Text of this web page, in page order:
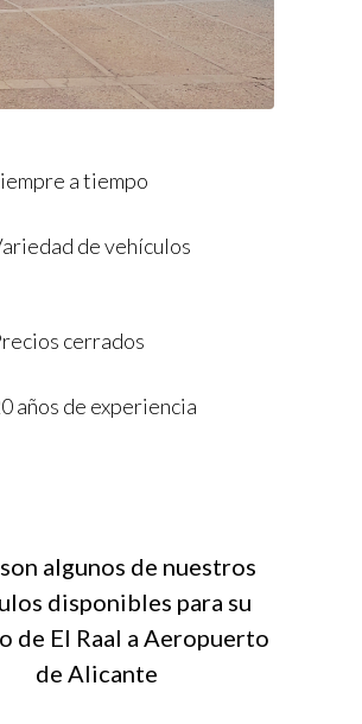
a tiempo
de vehículos
cerrados
años de experiencia
algunos de nuestros
disponibles para su
de El Raal a Aeropuerto
de Alicante